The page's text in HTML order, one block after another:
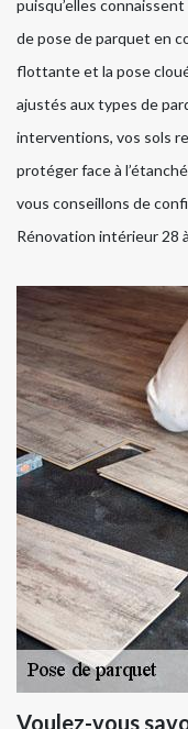
puisqu’elles
de pose de parquet en
flottante et la pose
ajustés aux types de
interventions, vos sols
protéger face à
vous conseillons de
Rénovation intérieur 28
Voulez-vous